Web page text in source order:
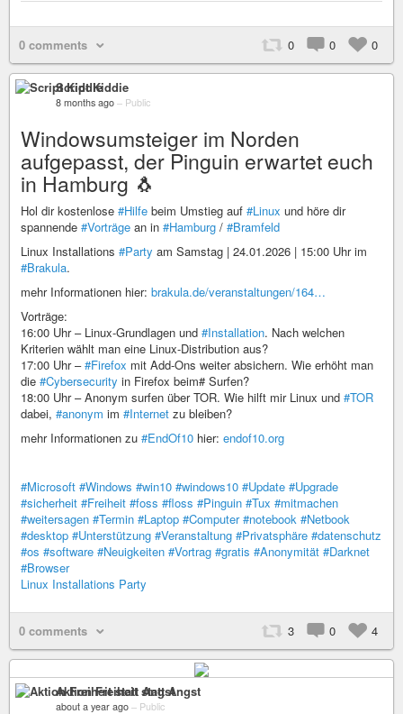
0 comments 0 0 0
Script Kiddie
8 months ago – Public
Windowsumsteiger im Norden
aufgepasst, der Pinguin erwartet euch
in Hamburg 🐧
Hol dir kostenlose #Hilfe beim Umstieg auf #Linux und höre dir
spannende #Vorträge an in #Hamburg / #Bramfeld
Linux Installations #Party am Samstag | 24.01.2026 | 15:00 Uhr im
#Brakula.
mehr Informationen hier: brakula.de/veranstaltungen/164…
Vorträge:
16:00 Uhr – Linux-Grundlagen und #Installation. Nach welchen
Kriterien wählt man eine Linux-Distribution aus?
17:00 Uhr –#Firefox mit Add-Ons weiter absichern. Wie erhöht man
die #Cybersecurity in Firefox beim# Surfen?
18:00 Uhr – Anonym surfen über TOR. Wie hilft mir Linux und #TOR
dabei, #anonym im #Internet zu bleiben?
mehr Informationen zu #EndOf10 hier: endof10.org
#Microsoft #Windows #win10 #windows10 #Update #Upgrade
#sicherheit #Freiheit #foss #floss #Pinguin #Tux #mitmachen
#weitersagen #Termin #Laptop #Computer #notebook #Netbook
#desktop #Unterstützung #Veranstaltung #Privatsphäre #datenschutz
#os #software #Neuigkeiten #Vortrag #gratis #Anonymität #Darknet
#Browser
Linux Installations Party
0 comments 3 0 4
Aktion Freiheit statt Angst
about a year ago – Public